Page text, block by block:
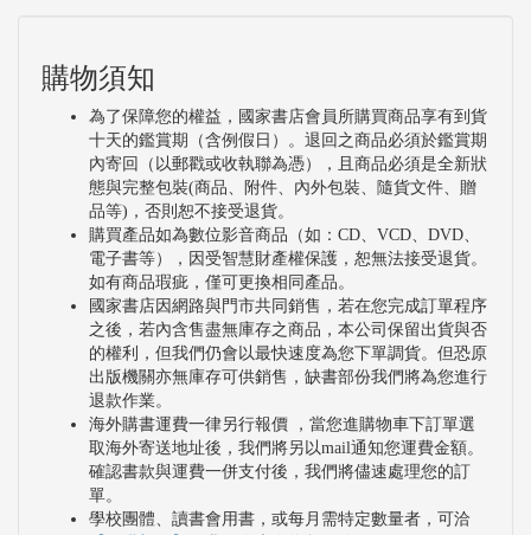
購物須知
為了保障您的權益，國家書店會員所購買商品享有到貨
十天的鑑賞期（含例假日）。退回之商品必須於鑑賞期
內寄回（以郵戳或收執聯為憑），且商品必須是全新狀
態與完整包裝(商品、附件、內外包裝、隨貨文件、贈
品等)，否則恕不接受退貨。
購買產品如為數位影音商品（如：CD、VCD、DVD、
電子書等），因受智慧財產權保護，恕無法接受退貨。
如有商品瑕疵，僅可更換相同產品。
國家書店因網路與門市共同銷售，若在您完成訂單程序
之後，若內含售盡無庫存之商品，本公司保留出貨與否
的權利，但我們仍會以最快速度為您下單調貨。但恐原
出版機關亦無庫存可供銷售，缺書部份我們將為您進行
退款作業。
海外購書運費一律另行報價 ，當您進購物車下訂單選
取海外寄送地址後，我們將另以mail通知您運費金額。
確認書款與運費一併支付後，我們將儘速處理您的訂
單。
學校團體、讀書會用書，或每月需特定數量者，可洽